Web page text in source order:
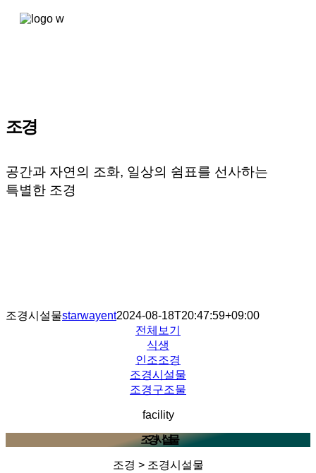
콘텐츠로
건너뛰기
조경
공간과 자연의 조화, 일상의 쉼표를 선사하는
특별한 조경
조경시설물starwayent2024-08-18T20:47:59+09:00
전체보기
식생
인조조경
조경시설물
조경구조물
facility
조경시설물
조경 > 조경시설물